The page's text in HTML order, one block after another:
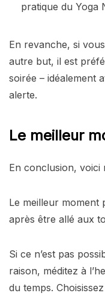
pratique du Yoga
En revanche, si
autre but, il est
soirée – idéalement
alerte.
Le meilleur
En conclusion, voici
Le meilleur moment
après être allé aux
Si ce n’est pas
raison, méditez à
du temps.